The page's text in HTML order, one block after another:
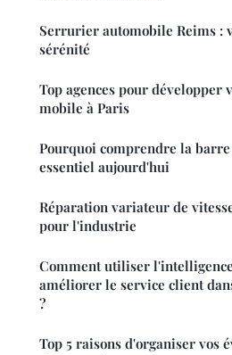
Serrurier automobile Reims :
sérénité
Top agences pour développer
mobile à Paris
Pourquoi comprendre la
essentiel aujourd'hui
Réparation variateur de
pour l'industrie
Comment utiliser
améliorer le service client
?
Top 5 raisons d'organiser vos